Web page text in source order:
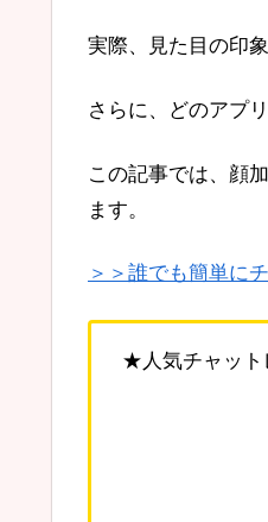
実際、見た目の印
さらに、どのアプ
この記事では、顔
ます。
＞＞誰でも簡単に
★人気チャット